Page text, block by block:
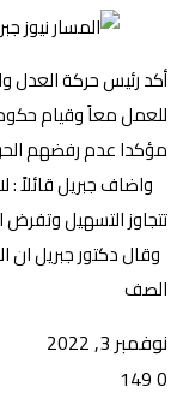
أكد رئيس حركة العدل
للعمل معاً وقيام
مؤكدا عدم رفضهم
واضاف جبريل قائلاً :
تتجاوز التسهيل
وقال دكتور جبريل
الصف
نوفمبر 3, 2022
0